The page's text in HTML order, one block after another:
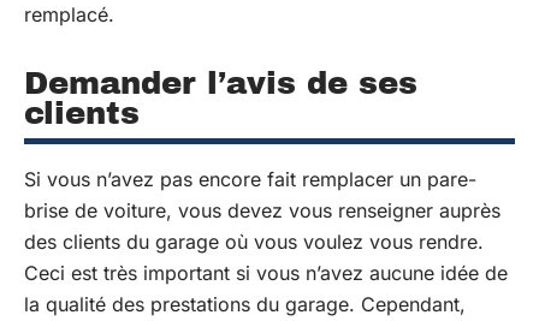
remplacé.
Demander l’avis de ses
clients
Si vous n’avez pas encore fait remplacer un pare-
brise de voiture, vous devez vous renseigner auprès
des clients du garage où vous voulez vous rendre.
Ceci est très important si vous n’avez aucune idée de
la qualité des prestations du garage. Cependant,